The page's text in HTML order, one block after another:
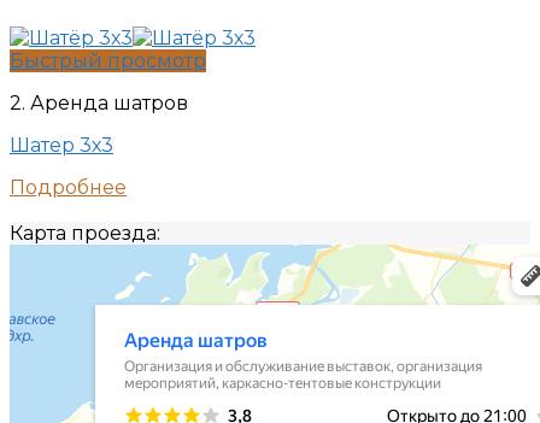
Быстрый просмотр
2. Аренда шатров
Шатер 3х3
Подробнее
Карта проезда: